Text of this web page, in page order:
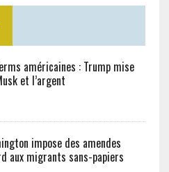
américaines : Trump mise
et l’argent
impose des amendes
aux migrants sans-papiers